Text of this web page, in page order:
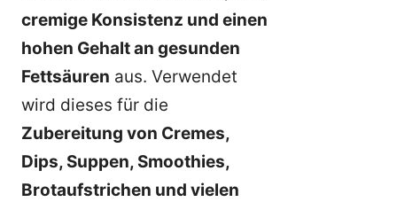
cremige Konsistenz und einen
hohen Gehalt an gesunden
Fettsäuren aus. Verwendet
wird dieses für die
Zubereitung von Cremes,
Dips, Suppen, Smoothies,
Brotaufstrichen und vielen